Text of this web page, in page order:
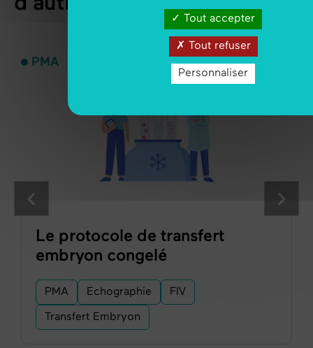
PMA
Le protocole de transfert
embryon congelé
PMA Echographie FIV
Transfert Embryon
Tout accepter
Tout refuser
Personnaliser